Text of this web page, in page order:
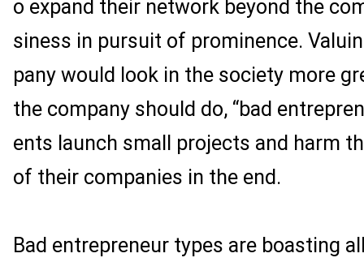
o expand their network beyond the
siness in pursuit of prominence.
pany would look in the society more
the company should do, “bad
ents launch small projects and harm
of their companies in the end.
Bad entrepreneur types are boasting